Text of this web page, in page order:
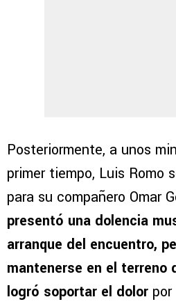
Posteriormente, a unos
primer tiempo, Luis Romo
para su compañero Omar
presentó una dolencia
arranque del encuentro,
mantenerse en el terreno
logró soportar el dolor